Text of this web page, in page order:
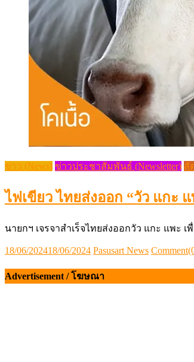
ข่าว (News) ข่าวประชาสัมพันธ์ (Newsletter) สั
ไฟเขียว ไทยส่งออก “วัว แกะ
นายกฯ เจรจาสำเร็จไทยส่งออกวัว แกะ แพะ
Posted
18/06/202418/06/2024 Author
Pasusart News
Advertisement / โฆษณา